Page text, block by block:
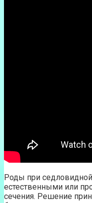
Роды при
естественными или
сечения. Решение